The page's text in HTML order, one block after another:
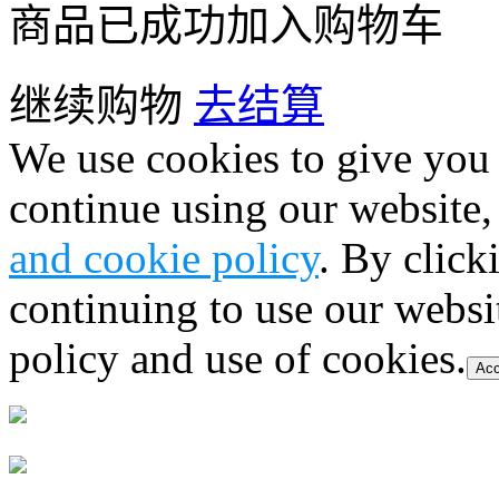
商品已成功加入购物车
继续购物 去结算
We use cookies to give
continue using our
and cookie policy. By
continuing to use our
policy and use of cookies.